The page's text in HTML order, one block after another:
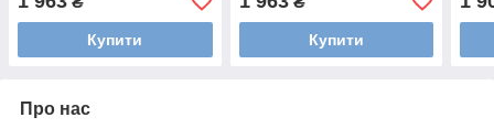
Купити Купити
Про нас